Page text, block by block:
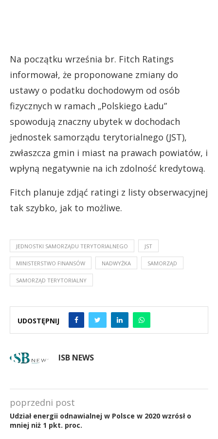
Na początku września br. Fitch Ratings
informował, że proponowane zmiany do
ustawy o podatku dochodowym od osób
fizycznych w ramach „Polskiego Ładu”
spowodują znaczny ubytek w dochodach
jednostek samorządu terytorialnego (JST),
zwłaszcza gmin i miast na prawach powiatów, i
wpłyną negatywnie na ich zdolność kredytową.
Fitch planuje zdjąć ratingi z listy obserwacyjnej
tak szybko, jak to możliwe.
JEDNOSTKI SAMORZĄDU TERYTORIALNEGO JST
MINISTERSTWO FINANSÓW NADWYŻKA SAMORZĄD
SAMORZĄD TERYTORIALNY
UDOSTĘPNIJ
ISB NEWS
poprzedni post
Udział energii odnawialnej w Polsce w 2020 wzrósł o
mniej niż 1 pkt. proc.